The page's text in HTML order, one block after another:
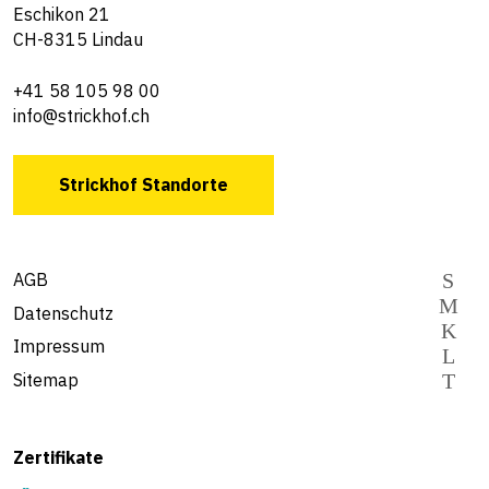
Eschikon 21
CH-8315 Lindau
+41 58 105 98 00
info@strickhof.ch
Strickhof Standorte
AGB
Datenschutz
Impressum
Sitemap
Zertifikate